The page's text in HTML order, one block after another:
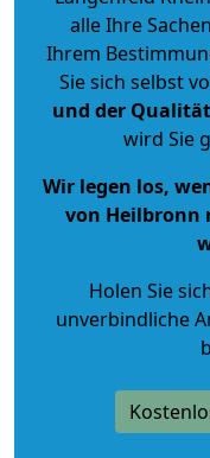
alle Ihre
Ihrem
Sie sich selbst
und der Qualität
wird Sie
Wir legen los,
von Heilbronn
Holen Sie
unverbindliche